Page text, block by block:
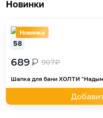
Новинки
Новинка
58
689₽ 907₽
Шапка для бани ХОЛТИ